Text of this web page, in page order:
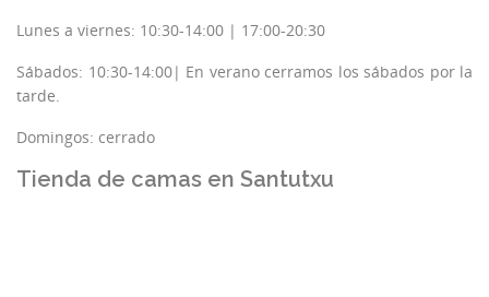
Lunes a viernes: 10:30-14:00 | 17:00-20:30
Sábados: 10:30-14:00| En verano cerramos los sábados por la
tarde.
Domingos: cerrado
Tienda de camas en Santutxu